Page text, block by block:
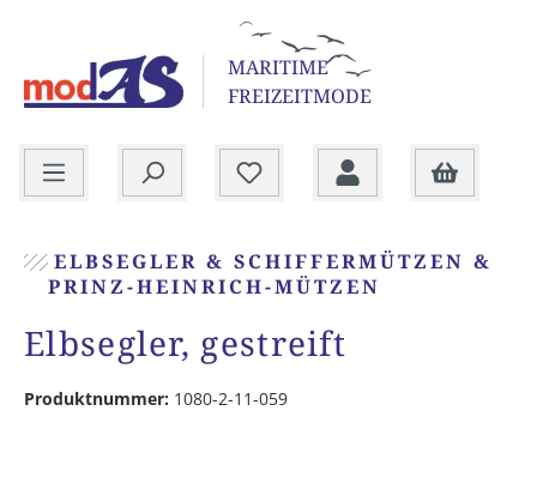
MARITIME
FREIZEITMODE
ELBSEGLER & SCHIFFERMÜTZEN &
PRINZ-HEINRICH-MÜTZEN
Elbsegler, gestreift
Produktnummer: 1080-2-11-059